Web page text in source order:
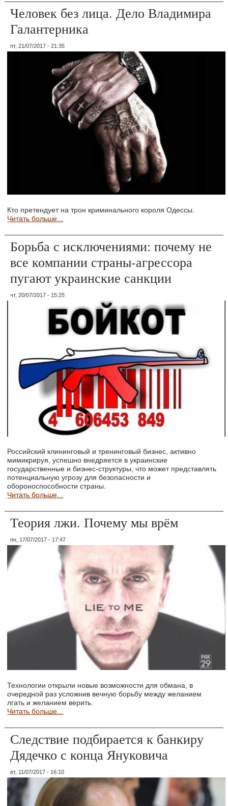
Человек без лица. Дело Владимира
Галантерника
пт, 21/07/2017 - 21:35
Кто претендует на трон криминального короля Одессы.
Читать больше...
Борьба с исключениями: почему не
все компании страны-агрессора
пугают украинские санкции
чт, 20/07/2017 - 15:25
Российский клининговый и тренинговый бизнес, активно
мимикрируя, успешно внедряется в украинские
государственные и бизнес-структуры, что может представлять
потенциальную угрозу для безопасности и
обороноспособности страны.
Читать больше...
Теория лжи. Почему мы врём
пн, 17/07/2017 - 17:47
Технологии открыли новые возможности для обмана, в
очередной раз усложнив вечную борьбу между желанием
лгать и желанием верить.
Читать больше...
Следствие подбирается к банкиру
Дядечко с конца Януковича
вт, 11/07/2017 - 16:10